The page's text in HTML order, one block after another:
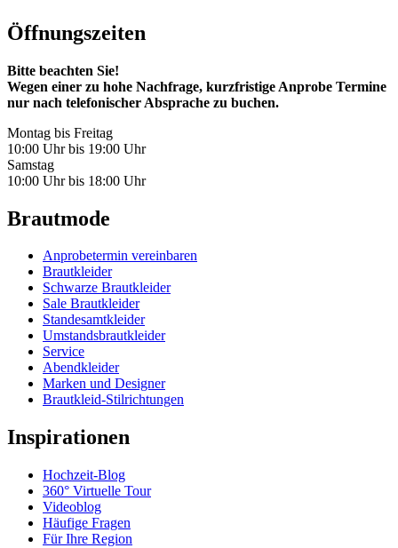
Öffnungszeiten
Bitte beachten Sie!
Wegen einer zu hohe Nachfrage, kurzfristige Anprobe Termine
nur nach telefonischer Absprache zu buchen.
Montag bis Freitag
10:00 Uhr bis 19:00 Uhr
Samstag
10:00 Uhr bis 18:00 Uhr
Brautmode
Anprobetermin vereinbaren
Brautkleider
Schwarze Brautkleider
Sale Brautkleider
Standesamtkleider
Umstandsbrautkleider
Service
Abendkleider
Marken und Designer
Brautkleid-Stilrichtungen
Inspirationen
Hochzeit-Blog
360° Virtuelle Tour
Videoblog
Häufige Fragen
Für Ihre Region